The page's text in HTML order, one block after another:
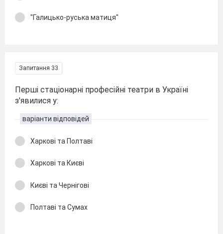
"Галицько-руська матиця"
Запитання 33
Перші стаціонарні професійні театри в Україні
з'явилися у:
варіанти відповідей
Харкові та Полтаві
Харкові та Києві
Києві та Чернігові
Полтаві та Сумах